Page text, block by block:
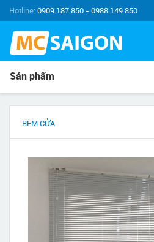
Hotline:0909.187.850 - 0988.149.850
Sản phẩm
RÈM CỬA